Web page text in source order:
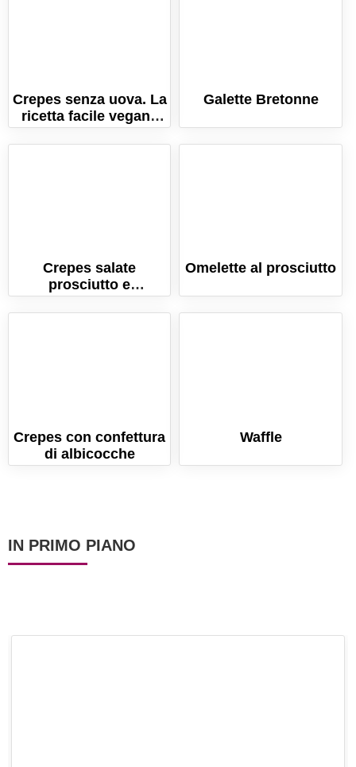
Crepes senza uova. La
ricetta facile vegana
per fare le crepe
morbidissime!
Galette Bretonne
Crepes salate
prosciutto e
formaggio
Omelette al prosciutto
Crepes con confettura
di albicocche
Waffle
IN PRIMO PIANO